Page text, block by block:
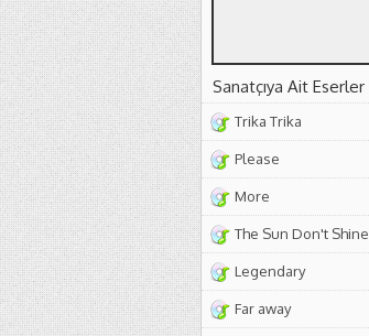
Sanatçıya Ait Eserler
Trika Trika
Please
More
The Sun Don't Shine
Legendary
Far away